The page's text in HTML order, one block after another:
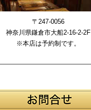
〒247-0056
神奈川県鎌倉市大船2-16-2-2F
※本店は予約制です。